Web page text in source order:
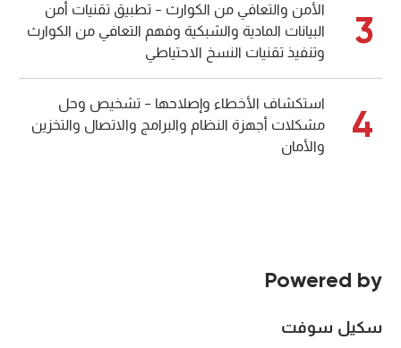
3
الأمن والتعافي من الكوارث - تطبيق تقنيات أمن
البيانات المادية والشبكية وفهم التعافي من الكوارث
وتنفيذ تقنيات النسخ الاحتياطي
4
استكشاف الأخطاء وإصلاحها - تشخيص وحل
مشكلات أجهزة النظام والبرامج والاتصال والتخزين
والأمان
Powered by
سكيل سوفت